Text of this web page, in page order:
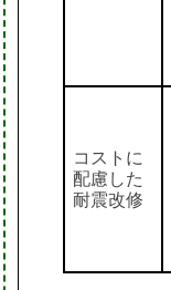
コストに
配慮した
耐震改修